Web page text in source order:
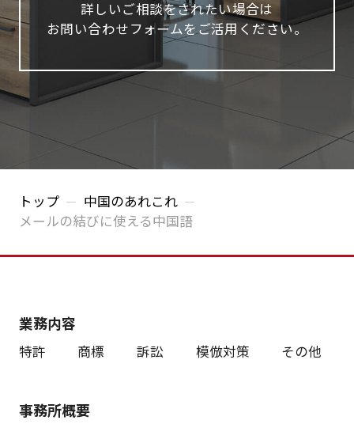
詳しいご相談をされたい場合は
お問い合わせフォームをご活用ください。
トップ
中国のあれこれ
メールの結びに使える中国語
業務内容
特許 商標 訴訟 模倣対策 その他
事務所概要